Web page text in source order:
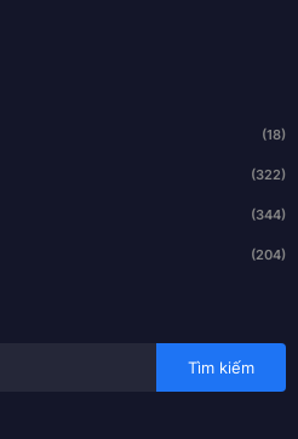
(18)
(322)
(344)
(204)